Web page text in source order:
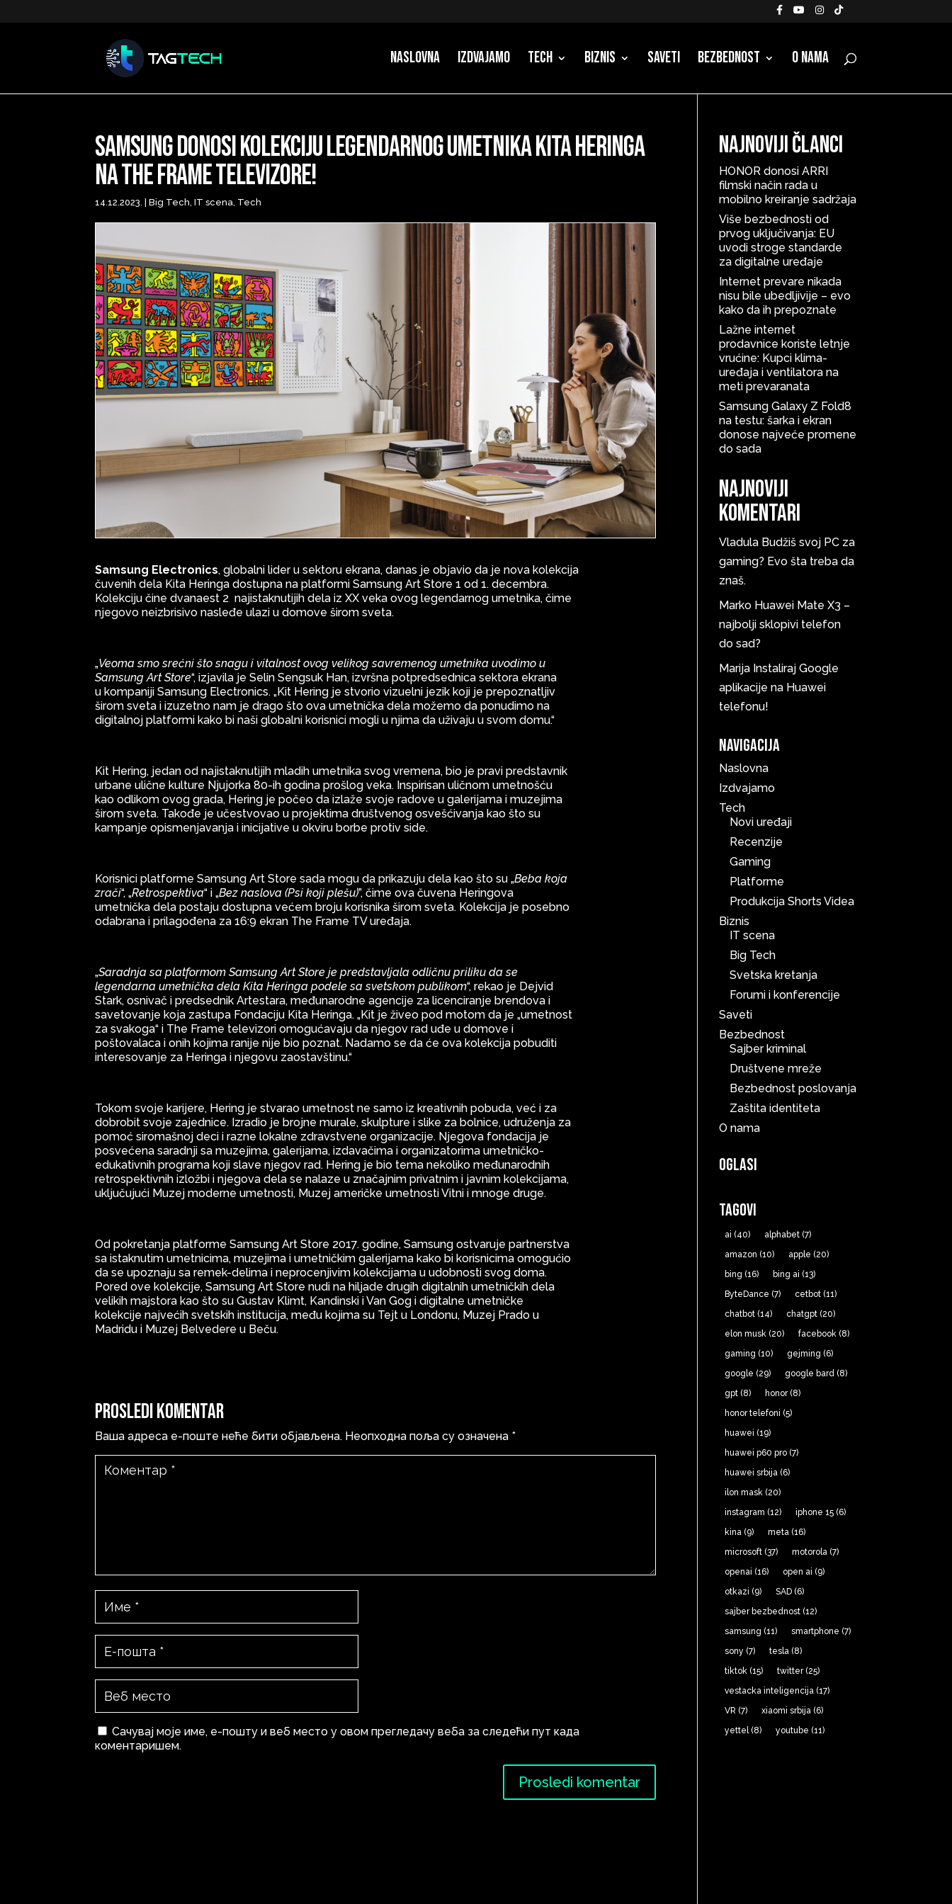
Naslovna Izdvajamo Tech Biznis Saveti Bezbednost O nama
Samsung donosi kolekciju legendarnog umetnika Kita Heringa
na The Frame televizore!
14.12.2023. |Big Tech,IT scena, Tech
Samsung Electronics, globalni lider u sektoru ekrana, danas je objavio da je nova kolekcija
čuvenih dela Kita Heringa dostupna na platformi Samsung Art Store 1 od 1. decembra.
Kolekciju čine dvanaest 2 najistaknutijih dela iz XX veka ovog legendarnog umetnika, čime
njegovo neizbrisivo nasleđe ulazi u domove širom sveta.
„Veoma smo srećni što snagu i vitalnost ovog velikog savremenog umetnika uvodimo u
Samsung Art Store“, izjavila je Selin Sengsuk Han, izvršna potpredsednica sektora ekrana
u kompaniji Samsung Electronics. „Kit Hering je stvorio vizuelni jezik koji je prepoznatljiv
širom sveta i izuzetno nam je drago što ova umetnička dela možemo da ponudimo na
digitalnoj platformi kako bi naši globalni korisnici mogli u njima da uživaju u svom domu.“
Kit Hering, jedan od najistaknutijih mladih umetnika svog vremena, bio je pravi predstavnik
urbane ulične kulture Njujorka 80-ih godina prošlog veka. Inspirisan uličnom umetnošću
kao odlikom ovog grada, Hering je počeo da izlaže svoje radove u galerijama i muzejima
širom sveta. Takođe je učestvovao u projektima društvenog osvešćivanja kao što su
kampanje opismenjavanja i inicijative u okviru borbe protiv side.
Korisnici platforme Samsung Art Store sada mogu da prikazuju dela kao što su „Beba koja
zrači“, „Retrospektiva“ i „Bez naslova (Psi koji plešu)”, čime ova čuvena Heringova
umetnička dela postaju dostupna većem broju korisnika širom sveta. Kolekcija je posebno
odabrana i prilagođena za 16:9 ekran The Frame TV uređaja.
„Saradnja sa platformom Samsung Art Store je predstavljala odličnu priliku da se
legendarna umetnička dela Kita Heringa podele sa svetskom publikom“, rekao je Dejvid
Stark, osnivač i predsednik Artestara, međunarodne agencije za licenciranje brendova i
savetovanje koja zastupa Fondaciju Kita Heringa. „Kit je živeo pod motom da je „umetnost
za svakoga“ i The Frame televizori omogućavaju da njegov rad uđe u domove i
poštovalaca i onih kojima ranije nije bio poznat. Nadamo se da će ova kolekcija pobuditi
interesovanje za Heringa i njegovu zaostavštinu.“
Tokom svoje karijere, Hering je stvarao umetnost ne samo iz kreativnih pobuda, već i za
dobrobit svoje zajednice. Izradio je brojne murale, skulpture i slike za bolnice, udruženja za
pomoć siromašnoj deci i razne lokalne zdravstvene organizacije. Njegova fondacija je
posvećena saradnji sa muzejima, galerijama, izdavačima i organizatorima umetničko-
edukativnih programa koji slave njegov rad. Hering je bio tema nekoliko međunarodnih
retrospektivnih izložbi i njegova dela se nalaze u značajnim privatnim i javnim kolekcijama,
uključujući Muzej moderne umetnosti, Muzej američke umetnosti Vitni i mnoge druge.
Od pokretanja platforme Samsung Art Store 2017. godine, Samsung ostvaruje partnerstva
sa istaknutim umetnicima, muzejima i umetničkim galerijama kako bi korisnicima omogućio
da se upoznaju sa remek-delima i neprocenjivim kolekcijama u udobnosti svog doma.
Pored ove kolekcije, Samsung Art Store nudi na hiljade drugih digitalnih umetničkih dela
velikih majstora kao što su Gustav Klimt, Kandinski i Van Gog i digitalne umetničke
kolekcije najvećih svetskih institucija, među kojima su Tejt u Londonu, Muzej Prado u
Madridu i Muzej Belvedere u Beču.
Prosledi komentar
Ваша адреса е-поште неће бити објављена. Неопходна поља су означена *
Сачувај моје име, е-пошту и веб место у овом прегледачу веба за следећи пут када
коментаришем.
Najnoviji članci
HONOR donosi ARRI
filmski način rada u
mobilno kreiranje sadržaja
Više bezbednosti od
prvog uključivanja: EU
uvodi stroge standarde
za digitalne uređaje
Internet prevare nikada
nisu bile ubedljivije – evo
kako da ih prepoznate
Lažne internet
prodavnice koriste letnje
vrućine: Kupci klima-
uređaja i ventilatora na
meti prevaranata
Samsung Galaxy Z Fold8
na testu: šarka i ekran
donose najveće promene
do sada
Najnoviji
komentari
Vladula Budžiš svoj PC za
gaming? Evo šta treba da
znaš.
Marko Huawei Mate X3 –
najbolji sklopivi telefon
do sad?
Marija Instaliraj Google
aplikacije na Huawei
telefonu!
Navigacija
Naslovna
Izdvajamo
Tech
Novi uređaji
Recenzije
Gaming
Platforme
Produkcija Shorts Videa
Biznis
IT scena
Big Tech
Svetska kretanja
Forumi i konferencije
Saveti
Bezbednost
Sajber kriminal
Društvene mreže
Bezbednost poslovanja
Zaštita identiteta
O nama
Oglasi
Tagovi
ai (40) alphabet (7)
amazon (10) apple (20)
bing (16) bing ai (13)
ByteDance (7) cetbot (11)
chatbot (14) chatgpt (20)
elon musk (20) facebook (8)
gaming (10) gejming (6)
google (29) google bard (8)
gpt (8) honor(8)
honor telefoni (5)
huawei (19)
huawei p60 pro (7)
huawei srbija (6)
ilon mask (20)
instagram (12) iphone 15 (6)
kina (9) meta (16)
microsoft (37) motorola (7)
openai (16) open ai (9)
otkazi (9) SAD (6)
sajber bezbednost (12)
samsung (11) smartphone (7)
sony (7) tesla (8)
tiktok (15) twitter(25)
vestacka inteligencija (17)
VR (7) xiaomi srbija (6)
yettel(8) youtube (11)